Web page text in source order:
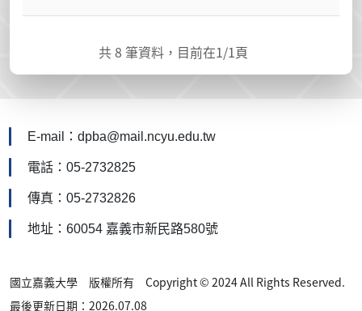
共8 筆資料，目前在1/1頁
E-mail：dpba@mail.ncyu.edu.tw
電話：05-2732825
傳真：05-2732826
地址：60054 嘉義市新民路580號
國立嘉義大學 版權所有 Copyright © 2024 All Rights Reserved.
最後更新日期：2026.07.08